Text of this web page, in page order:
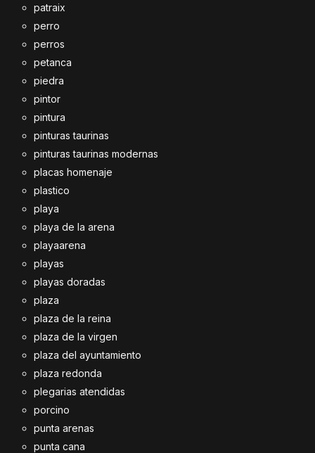
patraix
perro
perros
petanca
piedra
pintor
pintura
pinturas taurinas
pinturas taurinas modernas
placas homenaje
plastico
playa
playa de la arena
playaarena
playas
playas doradas
plaza
plaza de la reina
plaza de la virgen
plaza del ayuntamiento
plaza redonda
plegarias atendidas
porcino
punta arenas
punta cana